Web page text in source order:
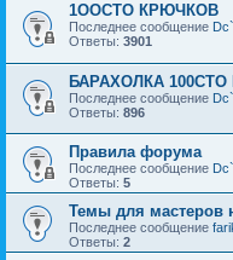
1ООСТО КРЮЧКОВ
Последнее сообщение
Ответы: 3901
БАРАХОЛКА
Последнее сообщение
Ответы: 896
Правила форума
Последнее сообщение
Ответы: 5
Темы для мастеров
Последнее сообщение
Ответы: 2